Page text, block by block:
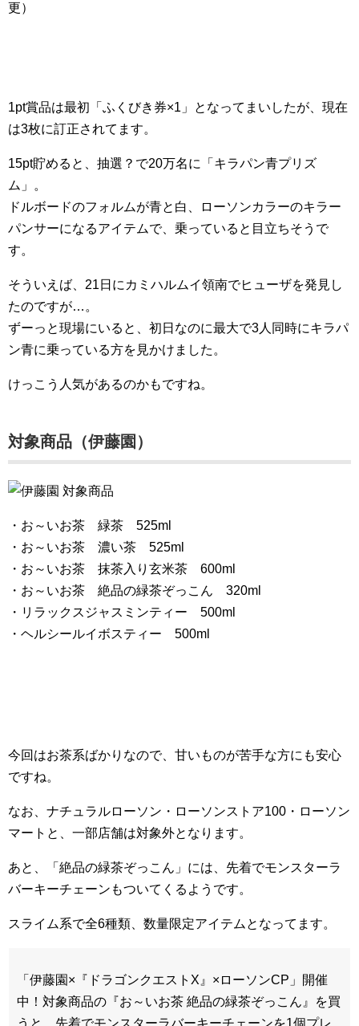
更）
1pt賞品は最初「ふくびき券×1」となってまいしたが、現在
は3枚に訂正されてます。
15pt貯めると、抽選？で20万名に「キラパン青プリズ
ム」。
ドルボードのフォルムが青と白、ローソンカラーのキラー
パンサーになるアイテムで、乗っていると目立ちそうで
す。
そういえば、21日にカミハルムイ領南でヒューザを発見し
たのですが…。
ずーっと現場にいると、初日なのに最大で3人同時にキラパ
ン青に乗っている方を見かけました。
けっこう人気があるのかもですね。
対象商品（伊藤園）
・お～いお茶 緑茶 525ml
・お～いお茶 濃い茶 525ml
・お～いお茶 抹茶入り玄米茶 600ml
・お～いお茶 絶品の緑茶ぞっこん 320ml
・リラックスジャスミンティー 500ml
・ヘルシールイボスティー 500ml
今回はお茶系ばかりなので、甘いものが苦手な方にも安心
ですね。
なお、ナチュラルローソン・ローソンストア100・ローソン
マートと、一部店舗は対象外となります。
あと、「絶品の緑茶ぞっこん」には、先着でモンスターラ
バーキーチェーンもついてくるようです。
スライム系で全6種類、数量限定アイテムとなってます。
「伊藤園×『ドラゴンクエストX』×ローソンCP」開催
中！対象商品の『お～いお茶 絶品の緑茶ぞっこん』を買
うと、先着でモンスターラバーキーチェーンを1個プレ